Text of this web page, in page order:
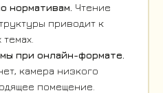
нормативам. Чтение
приводит к
при онлайн-формате.
камера низкого
помещение.